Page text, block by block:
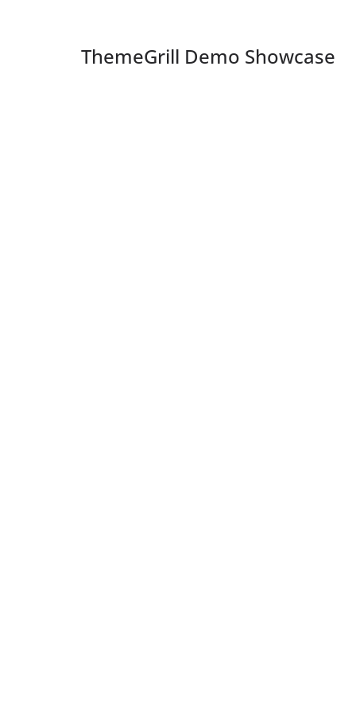
ThemeGrill Demo Showcase